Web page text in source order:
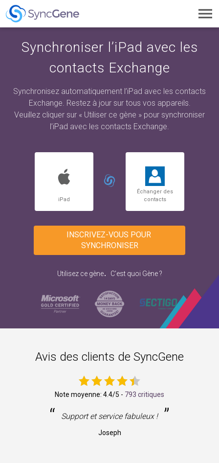
Synchroniser l’iPad avec les
contacts Exchange
Synchronisez automatiquement l’iPad avec les contacts
Exchange. Restez à jour sur tous vos appareils.
Veuillez cliquer sur « Utiliser ce gène » pour synchroniser
l’iPad avec les contacts Exchange.
iPad
Échanger des
contacts
INSCRIVEZ-VOUS POUR
SYNCHRONISER
Utilisez ce gène. C'est quoi Gène ?
Avis des clients de SyncGene
Note moyenne: 4.4/5 - 793 critiques
“ Support et service fabuleux ! ”
Joseph